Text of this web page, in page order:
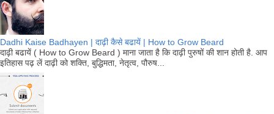
Dadhi Kaise Badhayen | दाढ़ी कैसे बढायें | How to Grow Beard
दाढ़ी बढायें ( How to Grow Beard ) माना जाता है कि दाढ़ी पुरुषों की शान होती है. आप
इतिहास पढ़ लें दाढ़ी को शक्ति, बुद्धिमता, नेतृत्व, पौरुष...